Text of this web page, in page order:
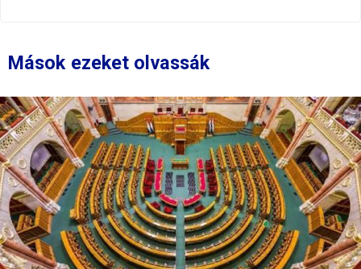
Mások ezeket olvassák